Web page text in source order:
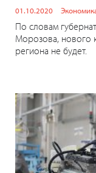
01.10.2020
По словам
Морозова, нового
региона не будет.